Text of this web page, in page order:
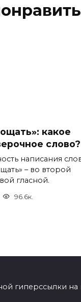
какое
слово?
написания
– во второй
гласной.
96.6к.
гиперссылки